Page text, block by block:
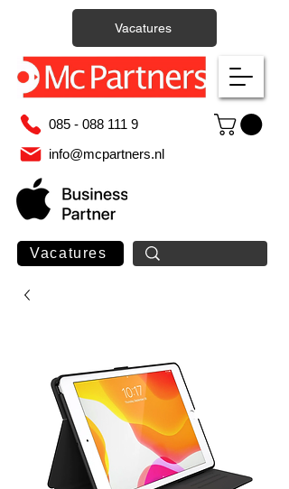
085 - 088 111 9
info@mcpartners.nl
Vacatures
Vacatures